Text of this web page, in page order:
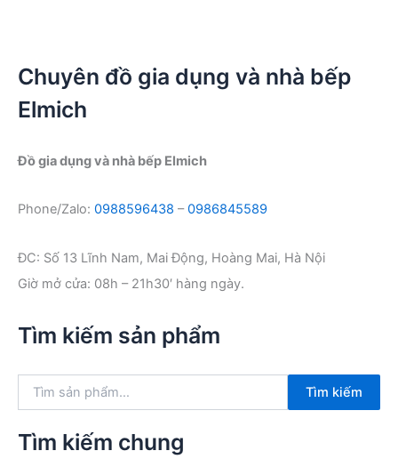
Chuyên đồ gia dụng và nhà bếp
Elmich
Đồ gia dụng và nhà bếp Elmich
Phone/Zalo: 0988596438 –0986845589
ĐC: Số 13 Lĩnh Nam, Mai Động, Hoàng Mai, Hà Nội
Giờ mở cửa: 08h – 21h30′ hàng ngày.
Tìm kiếm sản phẩm
k
Tìm kiếm
Tìm kiếm chung